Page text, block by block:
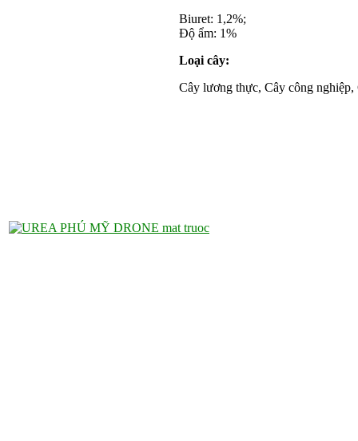
Biuret: 1,2%;
Độ ẩm: 1%
Loại cây:
Cây lương thực, Cây công nghiệp,